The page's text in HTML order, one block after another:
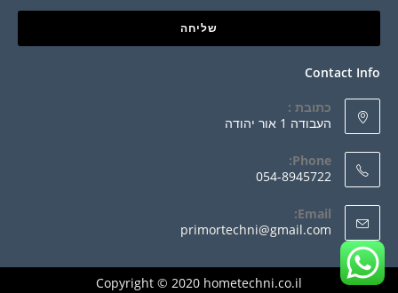
שליחה
Contact Info
כתובת :
העבודה 1 אור יהודה
Phone:
054-8945722
Email:
primortechni@gmail.com
Copyright © 2020 hometechni.co.il